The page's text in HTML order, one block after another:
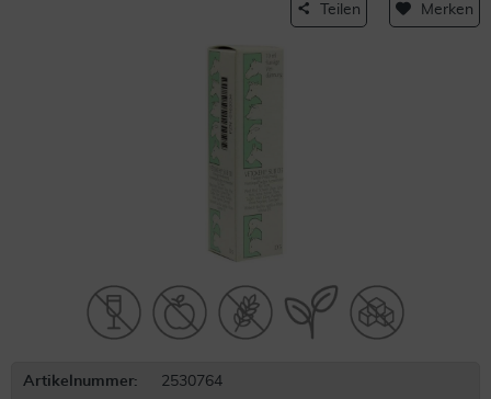
Teilen Merken
Artikelnummer:
2530764